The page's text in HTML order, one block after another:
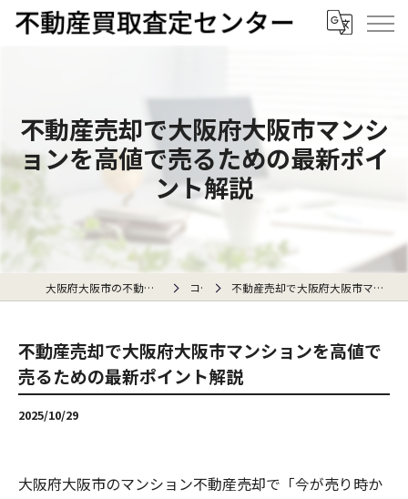
不動産売却で大阪府大阪市マンシ
ョンを高値で売るための最新ポイ
ント解説
大阪府大阪市の不動産売却なら不動産買取査定センター コラム 不動産売却で大阪府大阪市マンションを高値で売るための最新ポイント解説
不動産売却で大阪府大阪市マンションを高値で
売るための最新ポイント解説
2025/10/29
大阪府大阪市のマンション不動産売却で「今が売り時か